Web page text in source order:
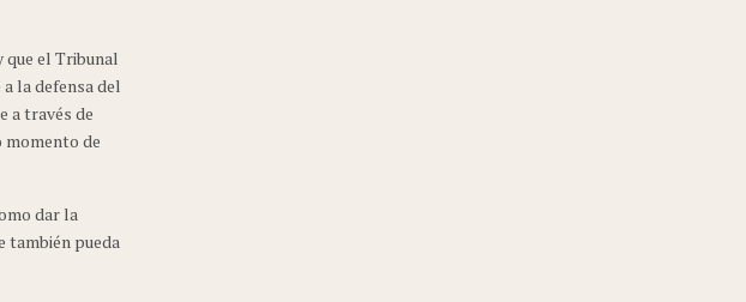
que el Tribunal
la defensa del
a través de
momento de
dar la
también pueda